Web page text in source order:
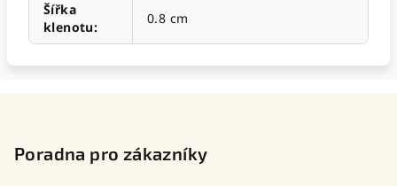
Šířka
klenotu:
0.8 cm
Poradna pro zákazníky